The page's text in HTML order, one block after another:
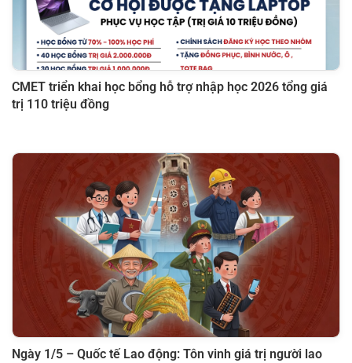
CMET triển khai học bổng hỗ trợ nhập học 2026 tổng giá
trị 110 triệu đồng
Ngày 1/5 – Quốc tế Lao động: Tôn vinh giá trị người lao